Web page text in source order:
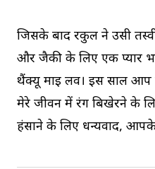
जिसके बाद रकुल ने उसी
और जैकी के लिए एक प्यार
थैंक्यू माई लव। इस साल आप
मेरे जीवन में रंग बिखेरने के
हंसाने के लिए धन्यवाद, आपके